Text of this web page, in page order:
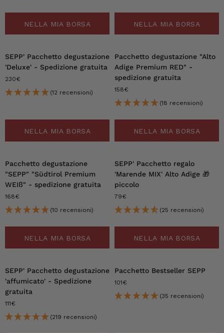
NELLA MIA BORSA NELLA MIA BORSA
SEPP' Pacchetto degustazione
'Deluxe' - Spedizione gratuita
230€
(12 recensioni)
NELLA MIA BORSA
Pacchetto degustazione "Alto
Adige Premium RED" -
spedizione gratuita
158€
(18 recensioni)
NELLA MIA BORSA
Pacchetto degustazione
"SEPP" "Südtirol Premium
WEIß" - spedizione gratuita
168€
(10 recensioni)
NELLA MIA BORSA
SEPP' Pacchetto regalo
'Marende MIX' Alto Adige 🎁
piccolo
79€
(25 recensioni)
NELLA MIA BORSA
SEPP' Pacchetto degustazione
'affumicato' - Spedizione
gratuita
111€
(219 recensioni)
Pacchetto Bestseller SEPP
101€
(35 recensioni)